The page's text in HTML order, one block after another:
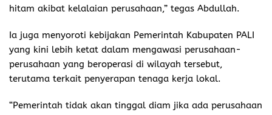
hitam akibat kelalaian perusahaan,” tegas Abdullah.
Ia juga menyoroti kebijakan Pemerintah Kabupaten PALI
yang kini lebih ketat dalam mengawasi perusahaan-
perusahaan yang beroperasi di wilayah tersebut,
terutama terkait penyerapan tenaga kerja lokal.
“Pemerintah tidak akan tinggal diam jika ada perusahaan